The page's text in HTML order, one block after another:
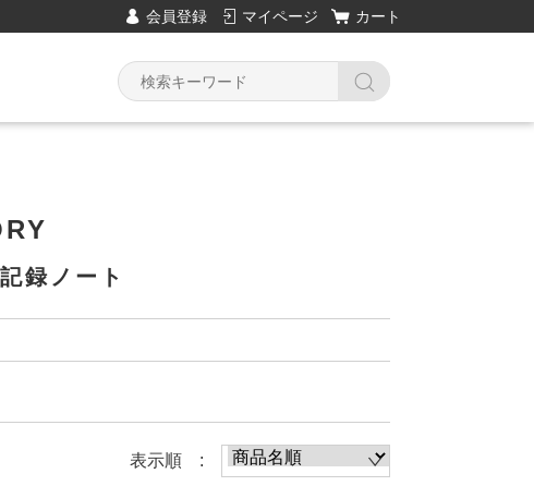
会員登録 マイページ カート
録ノート
表示順 :